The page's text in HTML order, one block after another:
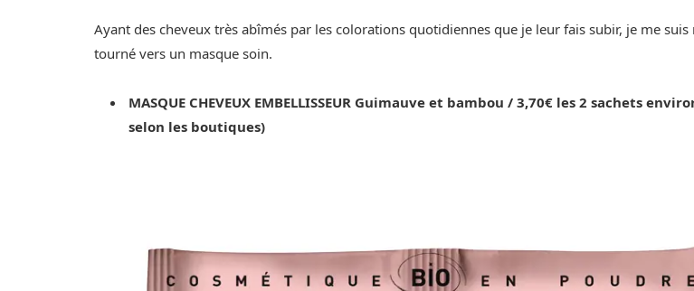
Ayant des cheveux très abîmés par les colorations quotidiennes que je leur fais subir, je me
tourné vers un masque soin.
MASQUE CHEVEUX EMBELLISSEUR Guimauve et bambou​ / 3,70€ les 2 sachets
selon les boutiques)